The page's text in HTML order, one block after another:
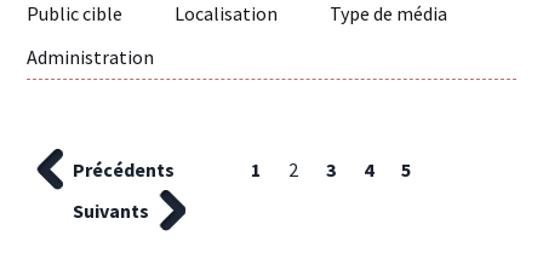
Public cible
Localisation
Type de média
Administration
Précédents 1 2 3 4
5
Suivants